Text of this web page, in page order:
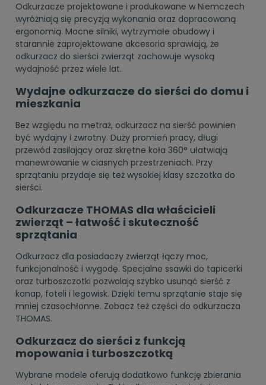
Odkurzacze projektowane i produkowane w Niemczech
wyróżniają się precyzją wykonania oraz dopracowaną
ergonomią. Mocne silniki, wytrzymałe obudowy i
starannie zaprojektowane akcesoria sprawiają, że
odkurzacz do sierści zwierząt zachowuje wysoką
wydajność przez wiele lat.
Wydajne odkurzacze do sierści do domu i
mieszkania
Bez względu na metraż, odkurzacz na sierść powinien
być wydajny i zwrotny. Duży promień pracy, długi
przewód zasilający oraz skrętne koła 360° ułatwiają
manewrowanie w ciasnych przestrzeniach. Przy
sprzątaniu przydaje się też wysokiej klasy szczotka do
sierści.
Odkurzacze THOMAS dla właścicieli
zwierząt – łatwość i skuteczność
sprzątania
Odkurzacz dla posiadaczy zwierząt łączy moc,
funkcjonalność i wygodę. Specjalne ssawki do tapicerki
oraz turboszczotki pozwalają szybko usunąć sierść z
kanap, foteli i legowisk. Dzięki temu sprzątanie staje się
mniej czasochłonne. Zobacz też części do odkurzacza
THOMAS.
Odkurzacz do sierści z funkcją
mopowania i turboszczotką
Wybrane modele oferują dodatkowo funkcję zbierania